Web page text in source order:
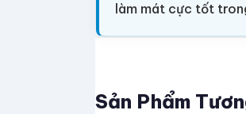
làm mát cực tốt
Sản Phẩm